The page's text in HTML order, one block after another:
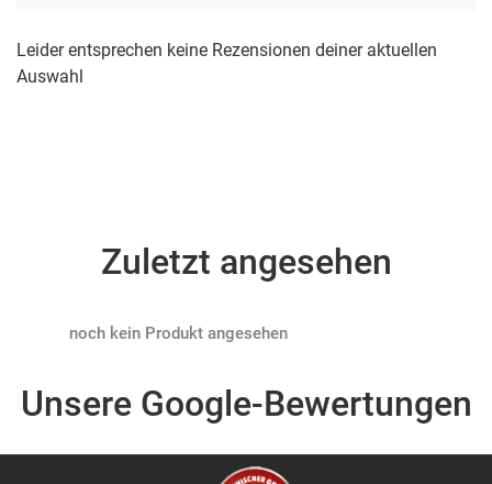
Leider entsprechen keine Rezensionen deiner aktuellen
Auswahl
Zuletzt angesehen
Products not found
Unsere Google-Bewertungen